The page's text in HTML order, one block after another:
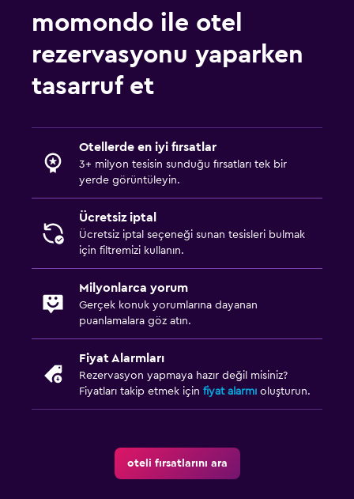
momondo ile otel
rezervasyonu yaparken
tasarruf et
Otellerde en iyi fırsatlar
3+ milyon tesisin sunduğu fırsatları tek bir
yerde görüntüleyin.
Ücretsiz iptal
Ücretsiz iptal seçeneği sunan tesisleri bulmak
için filtremizi kullanın.
Milyonlarca yorum
Gerçek konuk yorumlarına dayanan
puanlamalara göz atın.
Fiyat Alarmları
Rezervasyon yapmaya hazır değil misiniz?
Fiyatları takip etmek için fiyat alarmı oluşturun.
oteli fırsatlarını ara